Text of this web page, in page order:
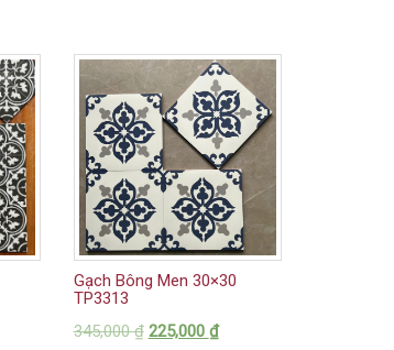
Gạch Bông Men 30×30
TP3313
345,000₫ 225,000 ₫